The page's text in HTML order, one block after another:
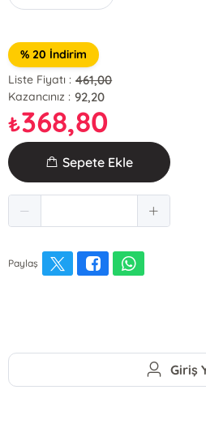
% 20 İndirim
Liste Fiyatı : 461,00
Kazancınız : 92,20
₺368,80
Sepete Ekle
Paylaş
Giriş